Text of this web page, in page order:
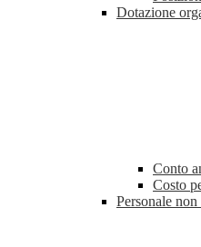
Dotazione
Conto
Costo
Personale